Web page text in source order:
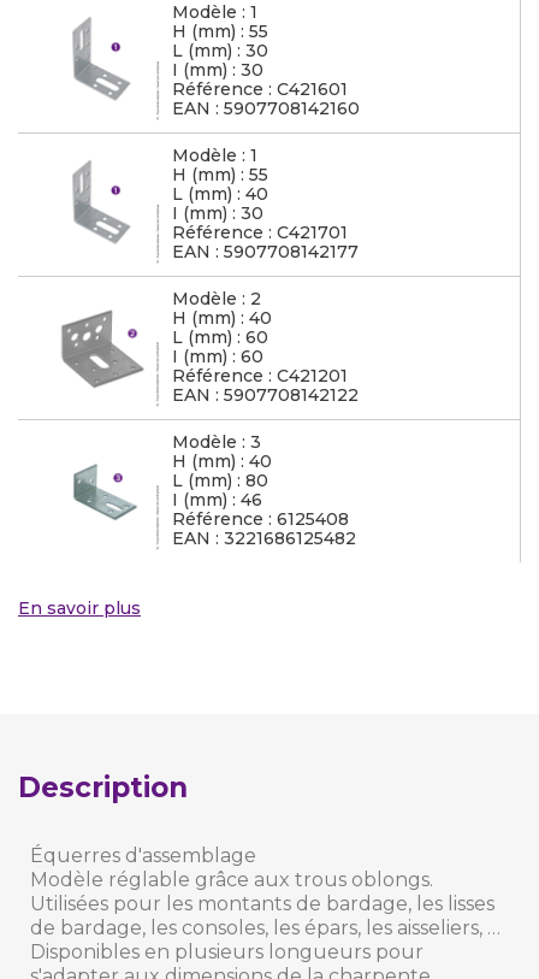
Modèle : 1
H (mm) : 55
L (mm) : 30
I (mm) : 30
Référence : C421601
EAN : 5907708142160
Modèle : 1
H (mm) : 55
L (mm) : 40
I (mm) : 30
Référence : C421701
EAN : 5907708142177
Modèle : 2
H (mm) : 40
L (mm) : 60
I (mm) : 60
Référence : C421201
EAN : 5907708142122
Modèle : 3
H (mm) : 40
L (mm) : 80
I (mm) : 46
Référence : 6125408
EAN : 3221686125482
En savoir plus
Description
Équerres d'assemblage
Modèle réglable grâce aux trous oblongs.
Utilisées pour les montants de bardage, les lisses
de bardage, les consoles, les épars, les aisseliers, …
Disponibles en plusieurs longueurs pour